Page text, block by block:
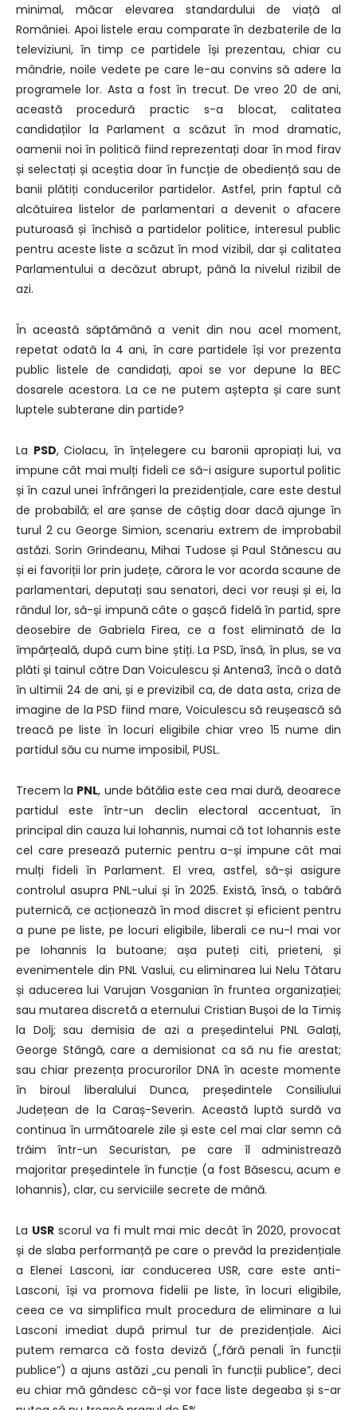
minimal, măcar elevarea standardului de viață al
României. Apoi listele erau comparate în dezbaterile de la
televiziuni, în timp ce partidele își prezentau, chiar cu
mândrie, noile vedete pe care le-au convins să adere la
programele lor. Asta a fost în trecut. De vreo 20 de ani,
această procedură practic s-a blocat, calitatea
candidaților la Parlament a scăzut în mod dramatic,
oamenii noi în politică fiind reprezentați doar în mod firav
și selectați și aceștia doar în funcție de obediență sau de
banii plătiți conducerilor partidelor. Astfel, prin faptul că
alcătuirea listelor de parlamentari a devenit o afacere
puturoasă și închisă a partidelor politice, interesul public
pentru aceste liste a scăzut în mod vizibil, dar și calitatea
Parlamentului a decăzut abrupt, până la nivelul rizibil de
azi.
În această săptămână a venit din nou acel moment,
repetat odată la 4 ani, în care partidele își vor prezenta
public listele de candidați, apoi se vor depune la BEC
dosarele acestora. La ce ne putem aștepta și care sunt
luptele subterane din partide?
La PSD, Ciolacu, în înțelegere cu baronii apropiați lui, va
impune cât mai mulți fideli ce să-i asigure suportul politic
și în cazul unei înfrângeri la prezidențiale, care este destul
de probabilă; el are șanse de câștig doar dacă ajunge în
turul 2 cu George Simion, scenariu extrem de improbabil
astăzi. Sorin Grindeanu, Mihai Tudose și Paul Stănescu au
și ei favoriții lor prin județe, cărora le vor acorda scaune de
parlamentari, deputați sau senatori, deci vor reuși și ei, la
rândul lor, să-și impună câte o gașcă fidelă în partid, spre
deosebire de Gabriela Firea, ce a fost eliminată de la
împărțeală, după cum bine știți. La PSD, însă, în plus, se va
plăti și tainul către Dan Voiculescu și Antena3, încă o dată
în ultimii 24 de ani, și e previzibil ca, de data asta, criza de
imagine de la PSD fiind mare, Voiculescu să reușească să
treacă pe liste în locuri eligibile chiar vreo 15 nume din
partidul său cu nume imposibil, PUSL.
Trecem la PNL, unde bătălia este cea mai dură, deoarece
partidul este într-un declin electoral accentuat, în
principal din cauza lui Iohannis, numai că tot Iohannis este
cel care presează puternic pentru a-și impune cât mai
mulți fideli în Parlament. El vrea, astfel, să-și asigure
controlul asupra PNL-ului și în 2025. Există, însă, o tabără
puternică, ce acționează în mod discret și eficient pentru
a pune pe liste, pe locuri eligibile, liberali ce nu-l mai vor
pe Iohannis la butoane; așa puteți citi, prieteni, și
evenimentele din PNL Vaslui, cu eliminarea lui Nelu Tătaru
și aducerea lui Varujan Vosganian în fruntea organizației;
sau mutarea discretă a eternului Cristian Bușoi de la Timiș
la Dolj; sau demisia de azi a președintelui PNL Galați,
George Stângă, care a demisionat ca să nu fie arestat;
sau chiar prezența procurorilor DNA în aceste momente
în biroul liberalului Dunca, președintele Consiliului
Județean de la Caraș-Severin. Această luptă surdă va
continua în următoarele zile și este cel mai clar semn că
trăim într-un Securistan, pe care îl administrează
majoritar președintele în funcție (a fost Băsescu, acum e
Iohannis), clar, cu serviciile secrete de mână.
La USRscorul va fi mult mai mic decât în 2020, provocat
și de slaba performanță pe care o prevăd la prezidențiale
a Elenei Lasconi, iar conducerea USR, care este anti-
Lasconi, își va promova fidelii pe liste, în locuri eligibile,
ceea ce va simplifica mult procedura de eliminare a lui
Lasconi imediat după primul tur de prezidențiale. Aici
putem remarca că fosta deviză („fără penali în funcții
publice”) a ajuns astăzi „cu penali în funcții publice”, deci
eu chiar mă gândesc că-și vor face liste degeaba și s-ar